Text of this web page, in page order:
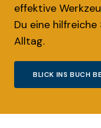
effektive
Du eine
Alltag.
BLICK INS BUCH